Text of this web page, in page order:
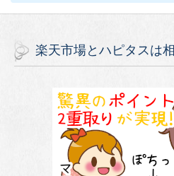
楽天市場とハピタスは